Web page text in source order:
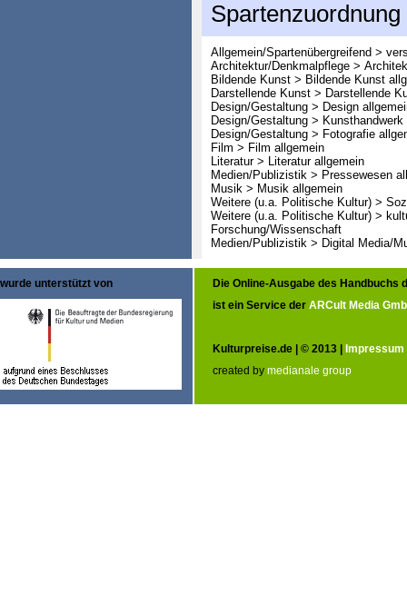
Spartenzuordnung
Allgemein/Spartenübergreifend >
Architektur/Denkmalpflege >
Bildende Kunst > Bildende Kunst
Darstellende Kunst > Darstellende
Design/Gestaltung > Design
Design/Gestaltung > Kunsthandwerk
Design/Gestaltung > Fotografie
Film > Film allgemein
Literatur > Literatur allgemein
Medien/Publizistik > Pressewesen
Musik > Musik allgemein
Weitere (u.a. Politische Kultur) >
Weitere (u.a. Politische Kultur) >
Forschung/Wissenschaft
Medien/Publizistik > Digital Media/
wurde unterstützt von
Die Online-Ausgabe des Handbuchs
ist ein Service der ARCult Media
Kulturpreise.de | © 2013 | Impressum
created by medianale group